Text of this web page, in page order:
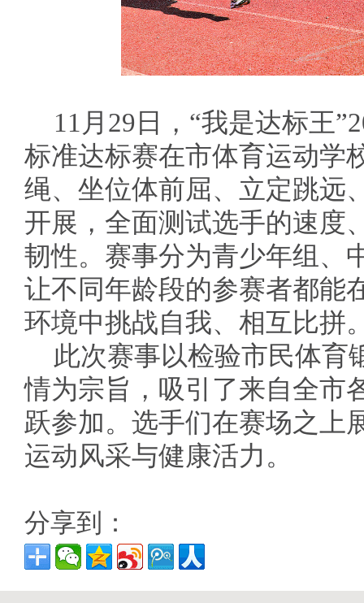
11月29日，“我是达标王
标准达标赛在市体育运动学
绳、坐位体前屈、立定跳远
开展，全面测试选手的速度
韧性。赛事分为青少年组、
让不同年龄段的参赛者都能
环境中挑战自我、相互比拼
此次赛事以检验市民体育
情为宗旨，吸引了来自全市
跃参加。选手们在赛场之上
运动风采与健康活力
分享到：